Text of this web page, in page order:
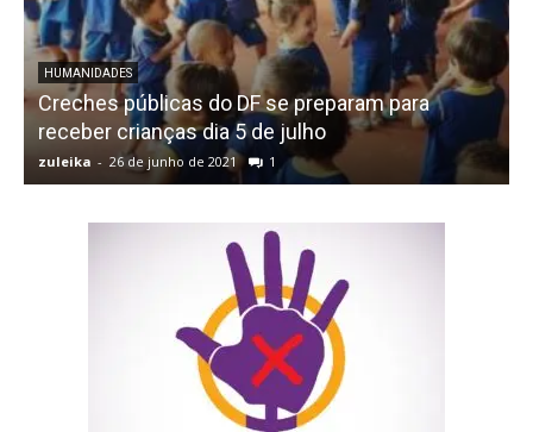
HUMANIDADES
Creches públicas do DF se preparam para
receber crianças dia 5 de julho
zuleika - 26 de junho de 2021 1